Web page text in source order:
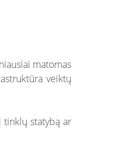
matomas
veiktų
tinklų statybą ar